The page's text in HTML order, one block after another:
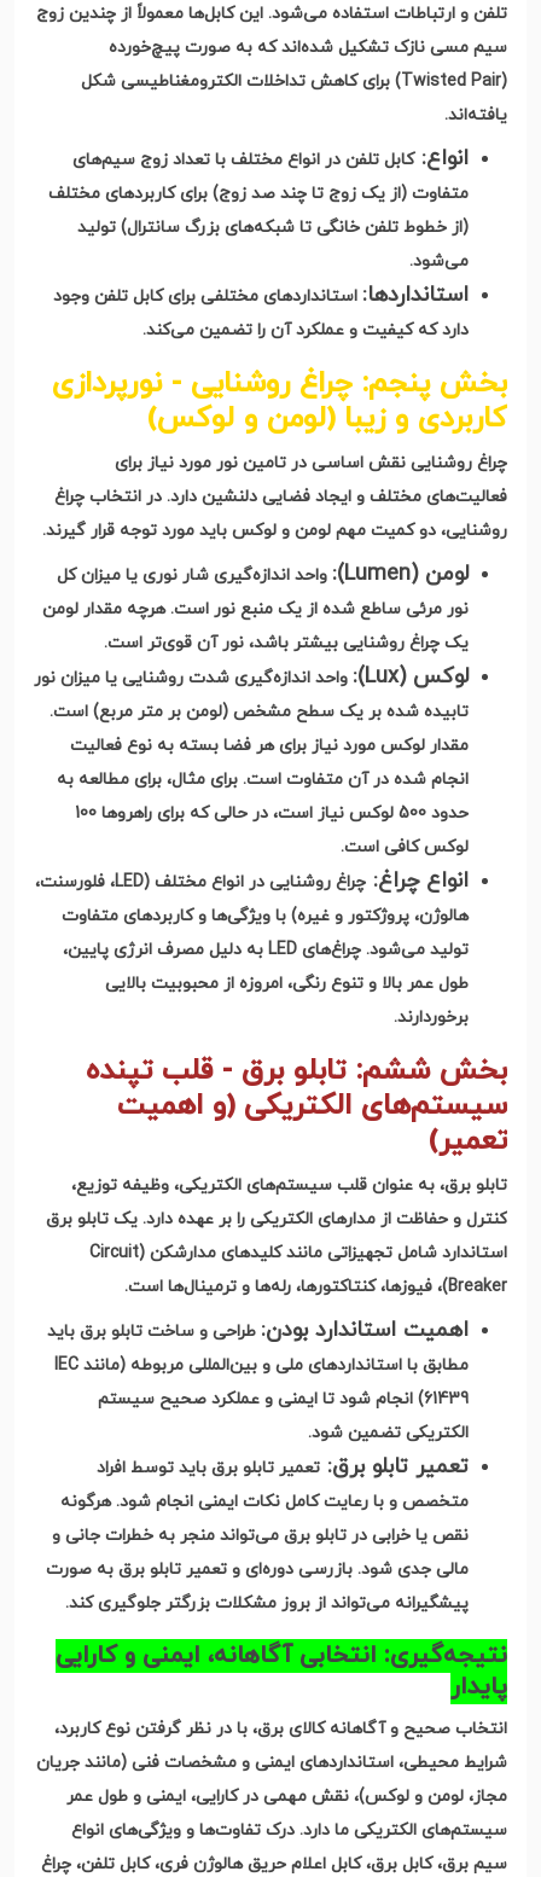
تلفن و ارتباطات استفاده می‌شود. این کابل‌ها معمولاً از چندین زوج
سیم مسی نازک تشکیل شده‌اند که به صورت پیچ‌خورده
(Twisted Pair)
برای کاهش تداخلات الکترومغناطیسی شکل
یافته‌اند.
انواع:کابل تلفن در انواع مختلف با تعداد زوج سیم‌های
متفاوت (از یک زوج تا چند صد زوج) برای کاربردهای مختلف
(از خطوط تلفن خانگی تا شبکه‌های بزرگ سانترال) تولید
می‌شود.
استانداردها: استانداردهای مختلفی برای کابل تلفن وجود
دارد که کیفیت و عملکرد آن را تضمین می‌کند.
بخش پنجم: چراغ روشنایی - نورپردازی
کاربردی و زیبا (لومن و لوکس)
چراغ روشنایی نقش اساسی در تامین نور مورد نیاز برای
فعالیت‌های مختلف و ایجاد فضایی دلنشین دارد. در انتخاب چراغ
روشنایی، دو کمیت مهم لومن و لوکس باید مورد توجه قرار گیرند.
لومن (Lumen):
واحد اندازه‌گیری شار نوری یا میزان کل
نور مرئی ساطع شده از یک منبع نور است. هرچه مقدار لومن
یک چراغ روشنایی بیشتر باشد، نور آن قوی‌تر است.
لوکس (Lux):
واحد اندازه‌گیری شدت روشنایی یا میزان نور
تابیده شده بر یک سطح مشخص (لومن بر متر مربع) است.
مقدار لوکس مورد نیاز برای هر فضا بسته به نوع فعالیت
انجام شده در آن متفاوت است. برای مثال، برای مطالعه به
حدود 500 لوکس نیاز است، در حالی که برای راهروها 100
لوکس کافی است.
انواع چراغ: چراغ روشنایی در انواع مختلف (LED
، فلورسنت،
هالوژن، پروژکتور و غیره) با ویژگی‌ها و کاربردهای متفاوت
تولید می‌شود. چراغ‌های
به دلیل مصرف انرژی پایین،
طول عمر بالا و تنوع رنگی، امروزه از محبوبیت بالایی
برخوردارند.
بخش ششم: تابلو برق - قلب تپنده
سیستم‌های الکتریکی (و اهمیت
تعمیر)
تابلو برق، به عنوان قلب سیستم‌های الکتریکی، وظیفه توزیع،
کنترل و حفاظت از مدارهای الکتریکی را بر عهده دارد. یک تابلو برق
استاندارد شامل تجهیزاتی مانند کلیدهای مدارشکن (Circuit
Breaker) ، فیوزها، کنتاکتورها، رله‌ها و ترمینال‌ها است.
اهمیت استاندارد بودن: طراحی و ساخت تابلو برق باید
مطابق با استانداردهای ملی و بین‌المللی مربوطه (مانند IEC
61439) انجام شود تا ایمنی و عملکرد صحیح سیستم
الکتریکی تضمین شود.
تعمیر تابلو برق: تعمیر تابلو برق باید توسط افراد
متخصص و با رعایت کامل نکات ایمنی انجام شود. هرگونه
نقص یا خرابی در تابلو برق می‌تواند منجر به خطرات جانی و
مالی جدی شود. بازرسی دوره‌ای و تعمیر تابلو برق به صورت
پیشگیرانه می‌تواند از بروز مشکلات بزرگتر جلوگیری کند.
نتیجه‌گیری: انتخابی آگاهانه، ایمنی و کارایی
پایدار
انتخاب صحیح و آگاهانه کالای برق، با در نظر گرفتن نوع کاربرد،
شرایط محیطی، استانداردهای ایمنی و مشخصات فنی (مانند جریان
مجاز، لومن و لوکس)، نقش مهمی در کارایی، ایمنی و طول عمر
سیستم‌های الکتریکی ما دارد. درک تفاوت‌ها و ویژگی‌های انواع
سیم برق، کابل برق، کابل اعلام حریق هالوژن فری، کابل تلفن، چراغ